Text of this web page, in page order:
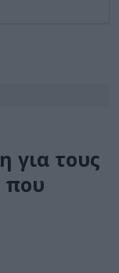
για τους
που